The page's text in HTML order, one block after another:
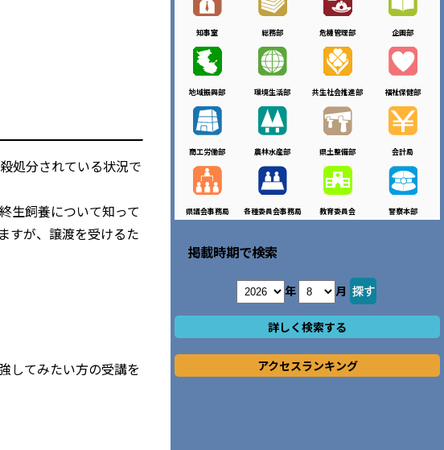
処分されている状況で
生飼養について知って
すが、譲渡を受けるた
してみたい方の受講を
知事室 総務部 危機管理部 企画部
地域振興部 環境生活部 共生社会推進部 福祉保健部
商工労働部 農林水産部 県土整備部 会計局
県議会事務局 各種委員会事務局 教育委員会 警察本部
掲載時期で検索
年 月
詳しく検索する
アクセスランキング